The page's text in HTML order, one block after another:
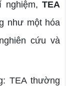
nghiệm,TEA
như một hóa
cứu và
TEA thường